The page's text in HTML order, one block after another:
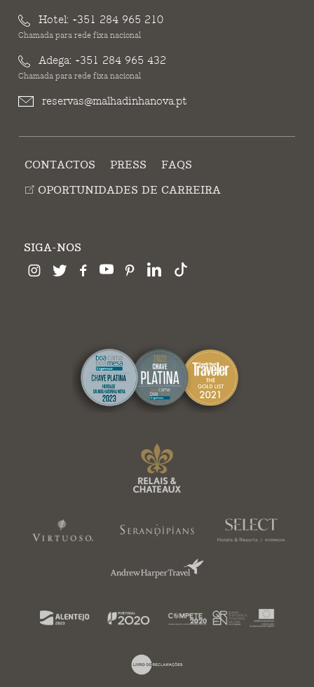
Hotel: +351 284 965 210
Chamada para rede fixa nacional
Adega: +351 284 965 432
Chamada para rede fixa nacional
reservas@malhadinhanova.pt
CONTACTOS PRESS
FAQS
OPORTUNIDADES DE CARREIRA
SIGA-NOS